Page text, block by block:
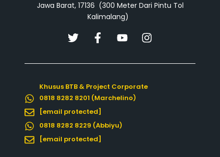
Jawa Barat, 17136 (300 Meter Dari Pintu Tol
Kalimalang)
T
e
r
F
b
o
o
k
-
f
Y
b
e
I
g
Khusus BTB & Project Corporate
0818 8282 8201 (Marchelino)
[email protected]
0818 8282 8229 (Abbiyu)
[email protected]